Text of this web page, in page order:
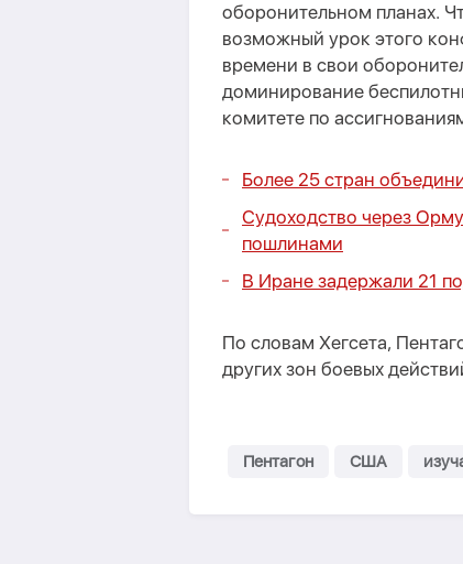
оборонительном планах.
возможный урок этого
времени в свои
доминирование
комитете по
Более 25 стран
Судоходство через
пошлинами
В Иране задержали 21
По словам Хегсета,
других зон боевых
Пентагон США